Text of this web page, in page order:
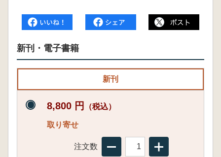
新刊・電子書籍
新刊
8,800 円 （税込）
取り寄せ
注文数